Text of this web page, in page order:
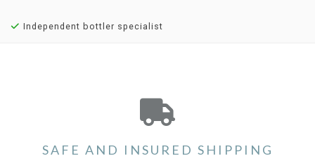
Independent bottler specialist
SAFE AND INSURED SHIPPING